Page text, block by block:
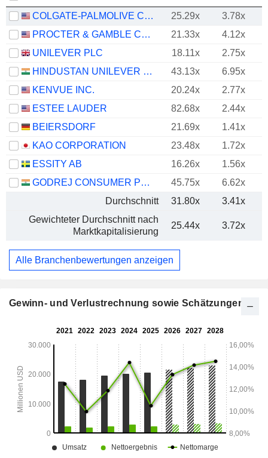
COLGATE-PALMOLIVE COMPANY 25.29x 3.78x
PROCTER & GAMBLE COMPANY
21.33x 4.12x
UNILEVER PLC
18.11x 2.75x
HINDUSTAN UNILEVER LIMITED
43.13x 6.95x
KENVUE INC.
20.24x 2.77x
ESTEE LAUDER
82.68x 2.44x
BEIERSDORF
21.69x
1.41x
KAO CORPORATION
23.48x 1.72x
ESSITY AB
16.26x
1.56x
GODREJ CONSUMER PRODUCTS LIMITED
45.75x 6.62x
Durchschnitt
31.80x 3.41x
Gewichteter Durchschnitt nach
Marktkapitalisierung
25.44x 3.72x
Alle Branchenbewertungen anzeigen
Gewinn- und Verlustrechnung sowie Schätzungen